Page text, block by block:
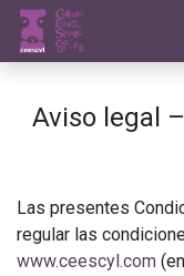
Aviso legal
Las presentes
regular las
www.ceescyl.com